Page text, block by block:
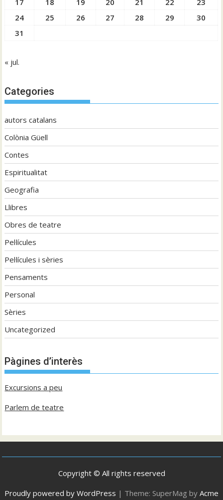
17
18 19 20 21 22
23
24
25 26 27 28 29
30
31
« jul.
Categories
autors catalans
Colònia Güell
Contes
Espiritualitat
Geografia
Llibres
Obres de teatre
Pel·lícules
Pel·lícules i sèries
Pensaments
Personal
Sèries
Uncategorized
Pàgines d’interès
Excursions a peu
Parlem de teatre
Copyright © All rights reserved
Proudly powered by WordPress | Theme: SuperMag by Acme